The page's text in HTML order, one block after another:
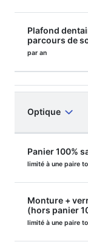
Plafond
parcours de
par an
Optique
Panier 100%
limité à une paire
Monture +
(hors panier
limité à une paire